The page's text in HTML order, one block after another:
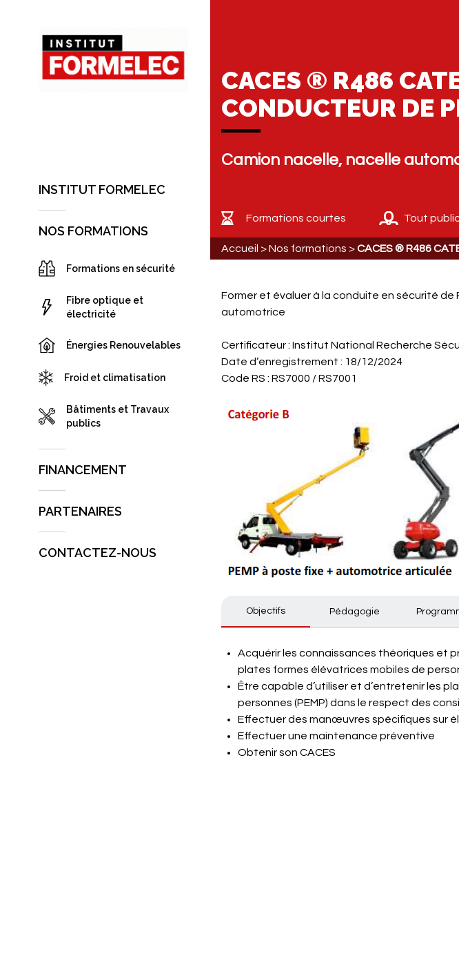
INSTITUT FORMELEC
NOS FORMATIONS
Formations en sécurité
Fibre optique et
électricité
Énergies Renouvelables
Froid et climatisation
Bâtiments et Travaux
publics
FINANCEMENT
PARTENAIRES
CONTACTEZ-NOUS
CACES ® R486
CONDUCTEUR DE
Camion nacelle, nacelle
Formations courtes Tout
Accueil >Nos formations >CACES ® R486
Former et évaluer à la conduite en sécurité de
automotrice
Certificateur : Institut National Recherche
Date d’enregistrement : 18/12/2024
Code RS : RS7000 / RS7001
Objectifs Pédagogie
Acquérir les connaissances théoriques et
plates formes élévatrices mobiles de
Être capable d’utiliser et d’entretenir les
personnes (PEMP) dans le respect des
Effectuer des manœuvres spécifiques sur
Effectuer une maintenance préventive
Obtenir son CACES